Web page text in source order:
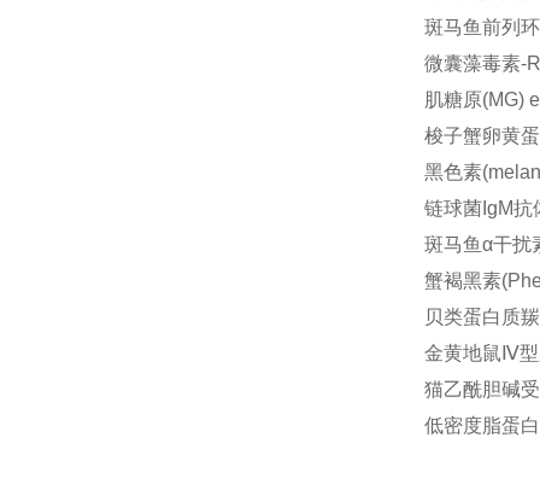
斑马鱼前列
微囊藻毒素-
肌糖原(MG)
梭子蟹卵黄
黑色素
链球菌IgM抗
斑马鱼α干扰
蟹褐黑素
贝类蛋白质
金黄地鼠Ⅳ
猫乙酰胆碱
低密度脂蛋